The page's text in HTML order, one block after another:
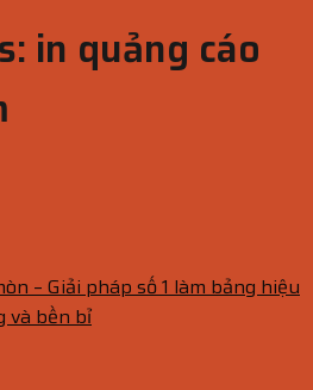
in quảng cáo
– Giải pháp số 1 làm bảng hiệu
và bền bỉ